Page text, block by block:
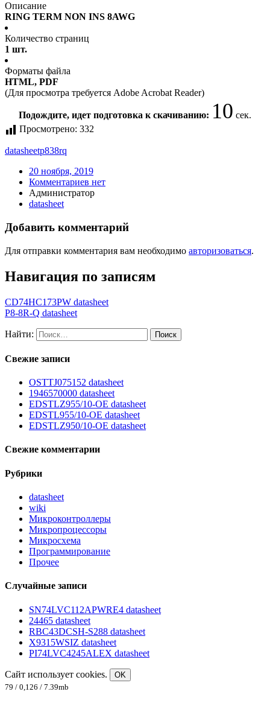
Описание
RING TERM NON INS 8AWG
Количество страниц
1 шт.
Форматы файла
HTML, PDF
(Для просмотра требуется Adobe Acrobat Reader)
Подождите, идет подготовка к скачиванию: 10 сек.
Просмотрено: 332
datasheetp838rq
20 ноября, 2019
Комментариев нет
Администратор
datasheet
Добавить комментарий
Для отправки комментария вам необходимо авторизоваться.
Навигация по записям
CD74HC173PW datasheet
P8-8R-Q datasheet
Найти:
Свежие записи
OSTTJ075152 datasheet
1946570000 datasheet
EDSTLZ955/10-OE datasheet
EDSTL955/10-OE datasheet
EDSTLZ950/10-OE datasheet
Свежие комментарии
Рубрики
datasheet
wiki
Микроконтроллеры
Микропроцессоры
Микросхема
Программирование
Прочее
Случайные записи
SN74LVC112APWRE4 datasheet
24465 datasheet
RBC43DCSH-S288 datasheet
X9315WSIZ datasheet
PI74LVC4245ALEX datasheet
Сайт использует cookies.
OK
79 / 0,126 / 7.39mb